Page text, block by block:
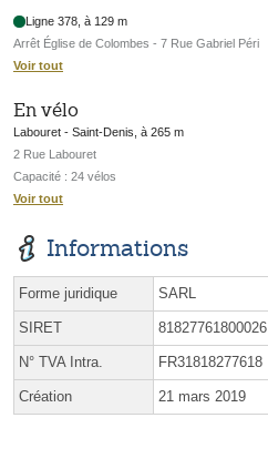
Ligne 378, à 129 m
Arrêt Église de Colombes - 7 Rue Gabriel Péri
Voir tout
En vélo
Labouret - Saint-Denis, à 265 m
2 Rue Labouret
Capacité : 24 vélos
Voir tout
Informations
Forme juridique SARL
SIRET 81827761800026
N° TVA Intra. FR31818277618
Création 21 mars 2019